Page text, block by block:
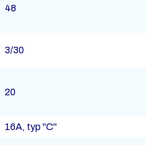
48
3/30
20
16A, typ "C"